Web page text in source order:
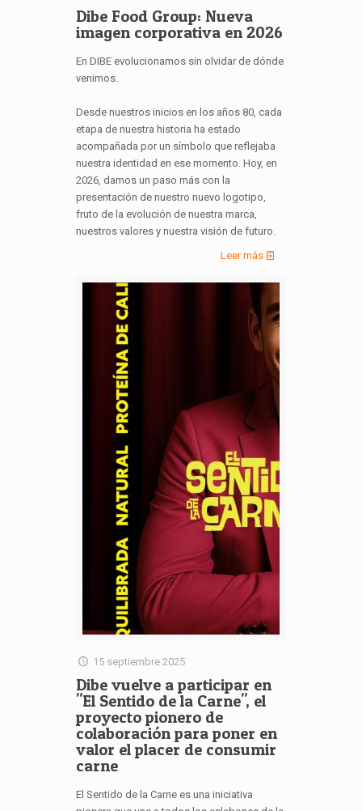
Dibe Food Group: Nueva
imagen corporativa en 2026
En DIBE evolucionamos sin olvidar de dónde
venimos.
Desde nuestros inicios en los años 80, cada
etapa de nuestra historia ha estado
acompañada por un símbolo que reflejaba
nuestra identidad en ese momento. Hoy, en
2026, damos un paso más con la
presentación de nuestro nuevo logotipo,
fruto de la evolución de nuestra marca,
nuestros valores y nuestra visión de futuro.
Leer más
15 septiembre 2025
Dibe vuelve a participar en
"El Sentido de la Carne", el
proyecto pionero de
colaboración para poner en
valor el placer de consumir
carne
El Sentido de la Carne es una iniciativa